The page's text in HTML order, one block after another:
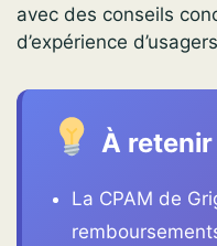
avec des conseils
d’expérience
À retenir
La CPAM de